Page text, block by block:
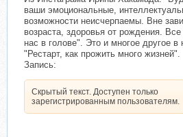
ваши эмоциональные,
возможности неисчерпаемы. Вне
возраста, здоровья от рождения. Все
нас в голове". Это и многое другое в
"Рестарт, как прожить много жизней".
Запись:
Скрытый текст. Доступен только
зарегистрированным пользователям.